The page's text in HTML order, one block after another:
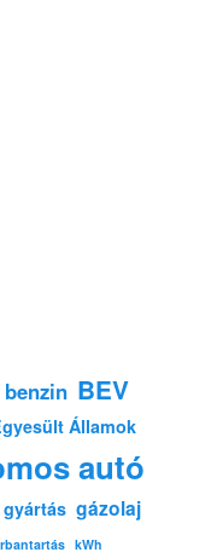
benzin BEV
Államok
autó
gyártás gázolaj
kWh